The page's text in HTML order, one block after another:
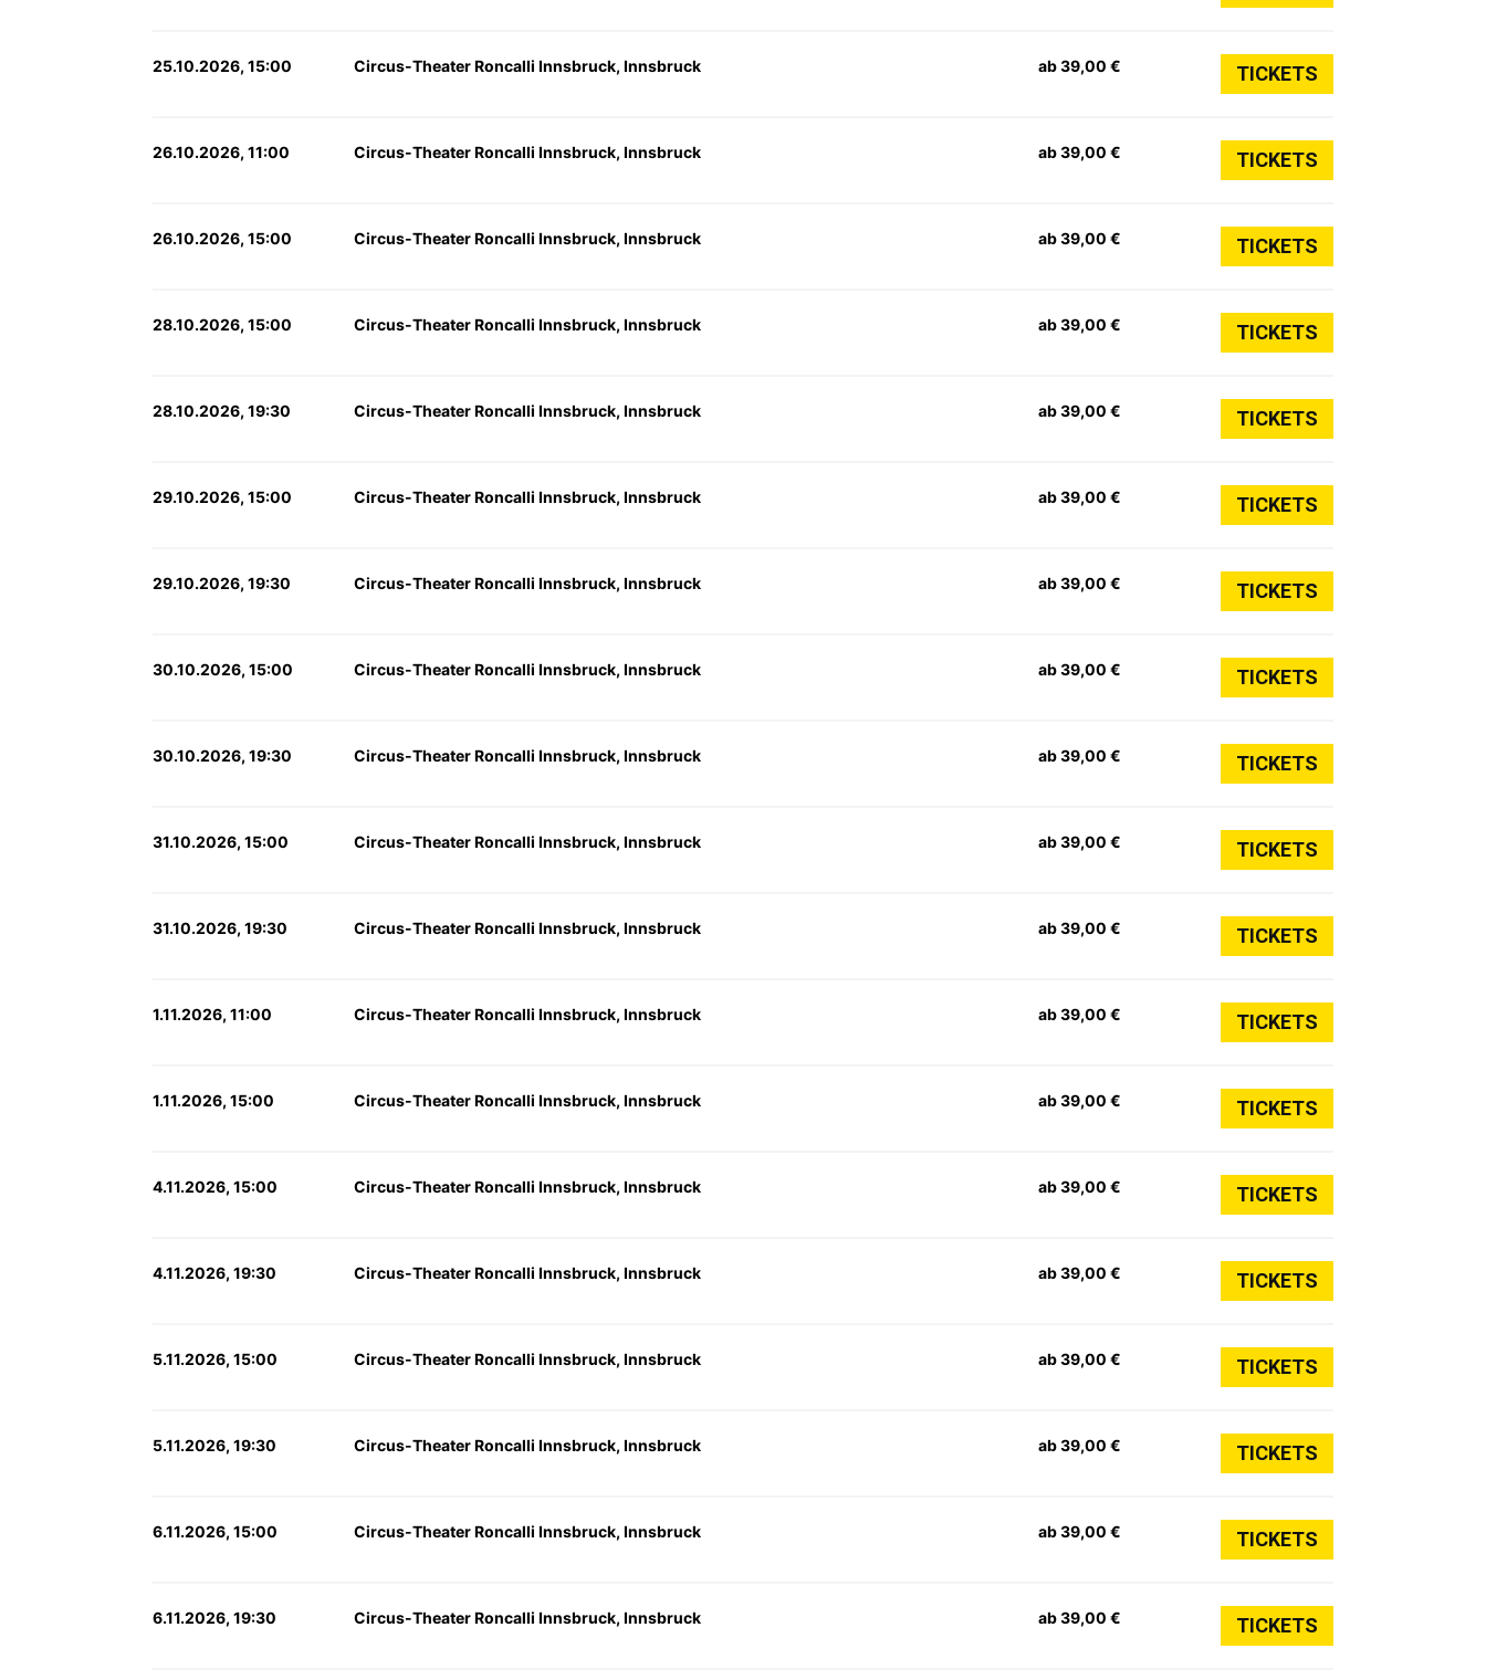
25.10.2026, 15:00 Circus-Theater Roncalli Innsbruck, Innsbruck ab 39,00 € TICKETS
26.10.2026, 11:00 Circus-Theater Roncalli Innsbruck, Innsbruck ab 39,00 € TICKETS
26.10.2026, 15:00 Circus-Theater Roncalli Innsbruck, Innsbruck ab 39,00 € TICKETS
28.10.2026, 15:00 Circus-Theater Roncalli Innsbruck, Innsbruck ab 39,00 € TICKETS
28.10.2026, 19:30 Circus-Theater Roncalli Innsbruck, Innsbruck ab 39,00 € TICKETS
29.10.2026, 15:00 Circus-Theater Roncalli Innsbruck, Innsbruck ab 39,00 € TICKETS
29.10.2026, 19:30 Circus-Theater Roncalli Innsbruck, Innsbruck ab 39,00 € TICKETS
30.10.2026, 15:00 Circus-Theater Roncalli Innsbruck, Innsbruck ab 39,00 € TICKETS
30.10.2026, 19:30 Circus-Theater Roncalli Innsbruck, Innsbruck ab 39,00 € TICKETS
31.10.2026, 15:00 Circus-Theater Roncalli Innsbruck, Innsbruck ab 39,00 € TICKETS
31.10.2026, 19:30 Circus-Theater Roncalli Innsbruck, Innsbruck ab 39,00 € TICKETS
1.11.2026, 11:00 Circus-Theater Roncalli Innsbruck, Innsbruck ab 39,00 € TICKETS
1.11.2026, 15:00 Circus-Theater Roncalli Innsbruck, Innsbruck ab 39,00 € TICKETS
4.11.2026, 15:00 Circus-Theater Roncalli Innsbruck, Innsbruck ab 39,00 € TICKETS
4.11.2026, 19:30 Circus-Theater Roncalli Innsbruck, Innsbruck ab 39,00 € TICKETS
5.11.2026, 15:00 Circus-Theater Roncalli Innsbruck, Innsbruck ab 39,00 € TICKETS
5.11.2026, 19:30 Circus-Theater Roncalli Innsbruck, Innsbruck ab 39,00 € TICKETS
6.11.2026, 15:00 Circus-Theater Roncalli Innsbruck, Innsbruck ab 39,00 € TICKETS
6.11.2026, 19:30 Circus-Theater Roncalli Innsbruck, Innsbruck ab 39,00 € TICKETS